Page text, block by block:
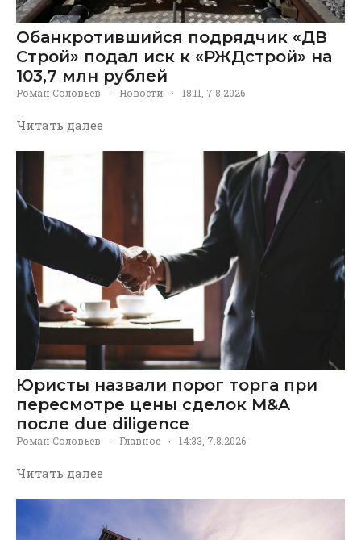
Обанкротившийся подрядчик «ДВ
Строй» подал иск к «РЖДстрой» на
103,7 млн рублей
Роман Соловьев · Новости · 18:11, 7.8.2026
Читать далее
Юристы назвали порог торга при
пересмотре цены сделок M&A
после due diligence
Роман Соловьев · Главное · 14:33, 7.8.2026
Читать далее